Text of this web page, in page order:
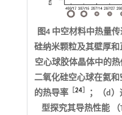
图4 中空材料中热量
硅纳米颗粒及其壁厚和
空心球胶体晶体中的
二氧化硅空心球在氦和
的热导率［ 24］
；（d
型探究其导热性能